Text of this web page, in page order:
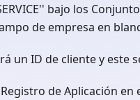
bajo los
de empresa en
un ID de cliente y este
de Aplicación